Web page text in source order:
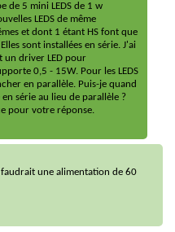
de 5 mini LEDS de 1 w
LEDS de même
et dont 1 étant HS font que
sont installées en série. J'ai
un driver LED pour
0,5 - 15W. Pour les LEDS
en parallèle. Puis-je quand
série au lieu de parallèle ?
pour votre réponse.
une alimentation de 60